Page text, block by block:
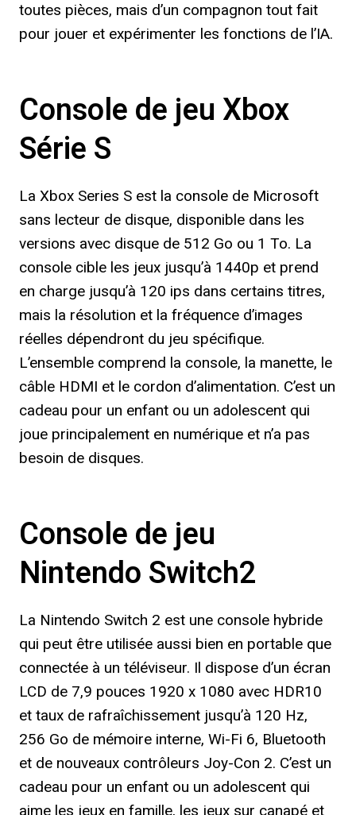
toutes pièces, mais d’un compagnon tout fait
pour jouer et expérimenter les fonctions de l’IA.
Console de jeu Xbox
Série S
La Xbox Series S est la console de Microsoft
sans lecteur de disque, disponible dans les
versions avec disque de 512 Go ou 1 To. La
console cible les jeux jusqu’à 1440p et prend
en charge jusqu’à 120 ips dans certains titres,
mais la résolution et la fréquence d’images
réelles dépendront du jeu spécifique.
L’ensemble comprend la console, la manette, le
câble HDMI et le cordon d’alimentation. C’est un
cadeau pour un enfant ou un adolescent qui
joue principalement en numérique et n’a pas
besoin de disques.
Console de jeu
Nintendo Switch2
La Nintendo Switch 2 est une console hybride
qui peut être utilisée aussi bien en portable que
connectée à un téléviseur. Il dispose d’un écran
LCD de 7,9 pouces 1920 x 1080 avec HDR10
et taux de rafraîchissement jusqu’à 120 Hz,
256 Go de mémoire interne, Wi-Fi 6, Bluetooth
et de nouveaux contrôleurs Joy-Con 2. C’est un
cadeau pour un enfant ou un adolescent qui
aime les jeux en famille, les jeux sur canapé et